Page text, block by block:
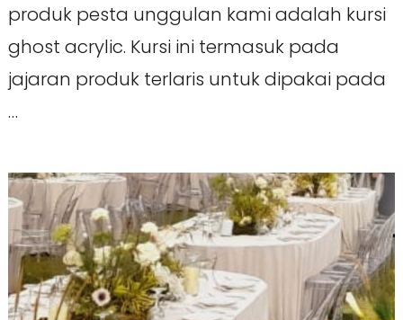
produk pesta unggulan kami adalah kursi
ghost acrylic. Kursi ini termasuk pada
jajaran produk terlaris untuk dipakai pada
…